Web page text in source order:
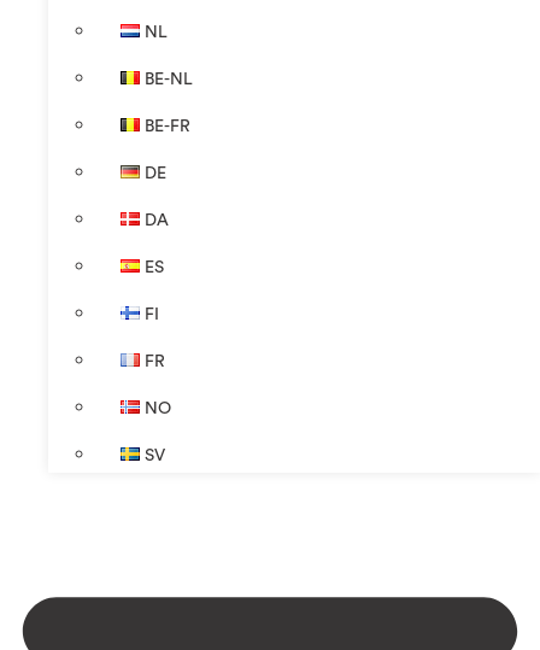
NL
BE-NL
BE-FR
DE
DA
ES
FI
FR
NO
SV